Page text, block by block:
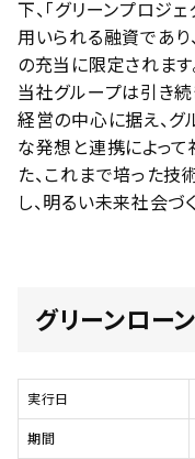
下、「グリーンプロジ
用いられる融資であり
の充当に限定されます
当社グループは引き
経営の中心に据え、
な発想と連携によって
た、これまで培った技
し、明るい未来社会づ
グリーンロー
実行日
期間